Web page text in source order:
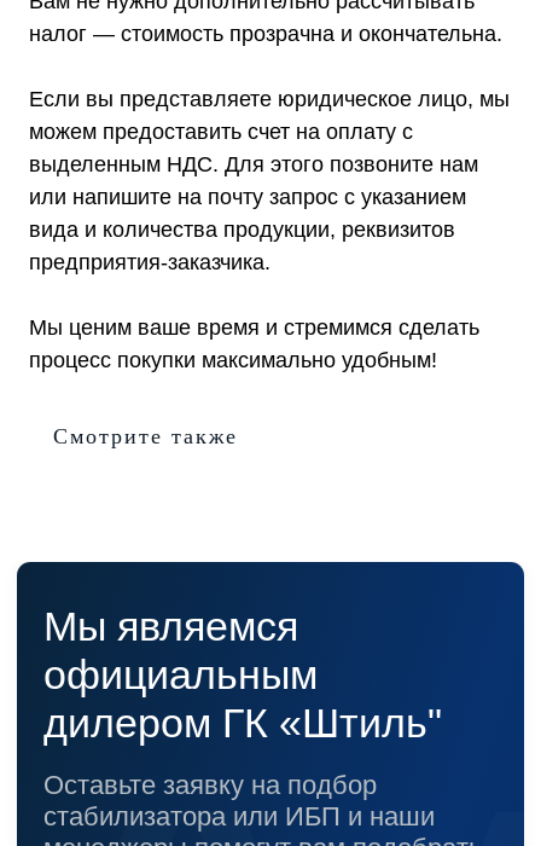
налог — стоимость прозрачна и окончательна.
Если вы представляете юридическое лицо, мы
можем предоставить счет на оплату с
выделенным НДС. Для этого позвоните нам
или напишите на почту запрос с указанием
вида и количества продукции, реквизитов
предприятия-заказчика.
Мы ценим ваше время и стремимся сделать
процесс покупки максимально удобным!
Смотрите также
Режим работы: Пн-Пт: 9:00 —
18:00
+7 (495) 150-17-07
Адрес:
г. Москва, 2-й Южнопортовый
Информация, размещенная на сайте,
8 (800) 444-75-17